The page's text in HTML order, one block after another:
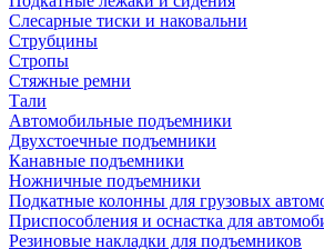
Слесарные тиски и наковальни
Струбцины
Стропы
Стяжные ремни
Тали
Автомобильные подъемники
Двухстоечные подъемники
Канавные подъемники
Ножничные подъемники
Подкатные колонны для грузовых
Приспособления и оснастка для
Резиновые накладки для подъемников